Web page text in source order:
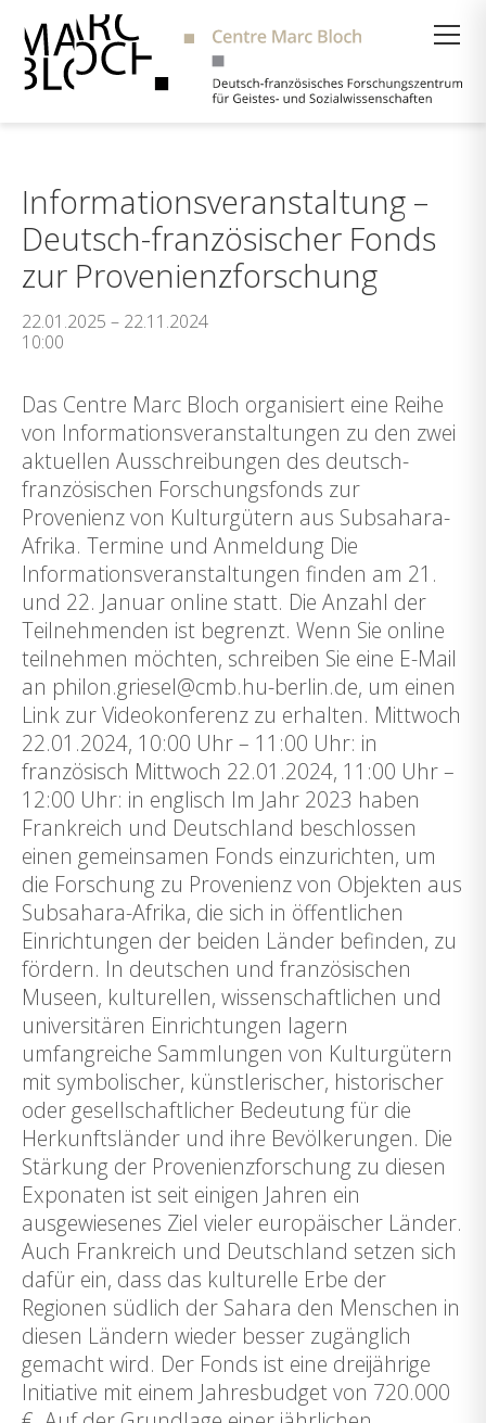
Informationsveranstaltung –
Deutsch-französischer Fonds
zur Provenienzforschung
22.01.2025 – 22.11.2024
10:00
Das Centre Marc Bloch organisiert eine Reihe
von Informationsveranstaltungen zu den zwei
aktuellen Ausschreibungen des deutsch-
französischen Forschungsfonds zur
Provenienz von Kulturgütern aus Subsahara-
Afrika. Termine und Anmeldung Die
Informationsveranstaltungen finden am 21.
und 22. Januar online statt. Die Anzahl der
Teilnehmenden ist begrenzt. Wenn Sie online
teilnehmen möchten, schreiben Sie eine E-Mail
an philon.griesel@cmb.hu-berlin.de, um einen
Link zur Videokonferenz zu erhalten. Mittwoch
22.01.2024, 10:00 Uhr – 11:00 Uhr: in
französisch Mittwoch 22.01.2024, 11:00 Uhr –
12:00 Uhr: in englisch Im Jahr 2023 haben
Frankreich und Deutschland beschlossen
einen gemeinsamen Fonds einzurichten, um
die Forschung zu Provenienz von Objekten aus
Subsahara-Afrika, die sich in öffentlichen
Einrichtungen der beiden Länder befinden, zu
fördern. In deutschen und französischen
Museen, kulturellen, wissenschaftlichen und
universitären Einrichtungen lagern
umfangreiche Sammlungen von Kulturgütern
mit symbolischer, künstlerischer, historischer
oder gesellschaftlicher Bedeutung für die
Herkunftsländer und ihre Bevölkerungen. Die
Stärkung der Provenienzforschung zu diesen
Exponaten ist seit einigen Jahren ein
ausgewiesenes Ziel vieler europäischer Länder.
Auch Frankreich und Deutschland setzen sich
dafür ein, dass das kulturelle Erbe der
Regionen südlich der Sahara den Menschen in
diesen Ländern wieder besser zugänglich
gemacht wird. Der Fonds ist eine dreijährige
Initiative mit einem Jahresbudget von 720.000